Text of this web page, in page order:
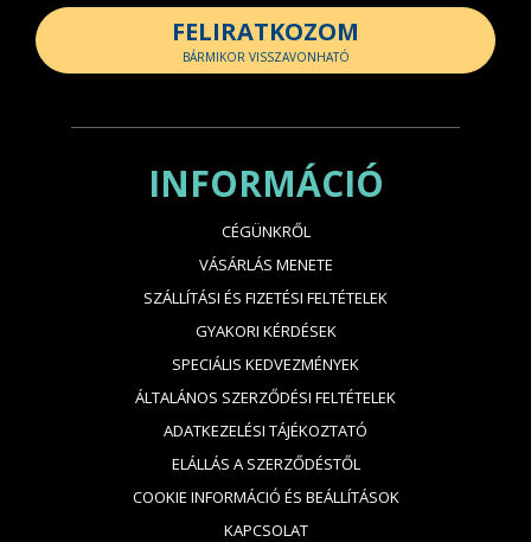
FELIRATKOZOM
BÁRMIKOR VISSZAVONHATÓ
INFORMÁCIÓ
CÉGÜNKRŐL
VÁSÁRLÁS MENETE
SZÁLLÍTÁSI ÉS FIZETÉSI FELTÉTELEK
GYAKORI KÉRDÉSEK
SPECIÁLIS KEDVEZMÉNYEK
ÁLTALÁNOS SZERZŐDÉSI FELTÉTELEK
ADATKEZELÉSI TÁJÉKOZTATÓ
ELÁLLÁS A SZERZŐDÉSTŐL
COOKIE INFORMÁCIÓ ÉS BEÁLLÍTÁSOK
KAPCSOLAT